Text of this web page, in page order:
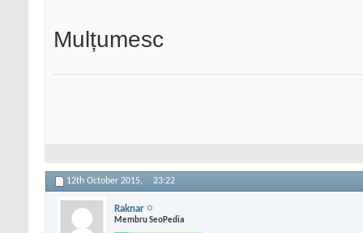
Mulțumesc
12th October 2015, 23:22
Raknar
Membru SeoPedia